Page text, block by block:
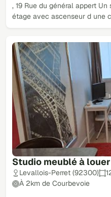
, 19 Rue du général appert
étage avec ascenseur d une
Studio meublé à louer
Levallois-Perret (92300)
À 2km de Courbevoie